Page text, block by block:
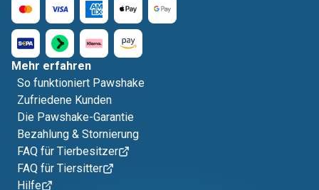
Mehr erfahren
So funktioniert Pawshake
Zufriedene Kunden
Die Pawshake-Garantie
Bezahlung & Stornierung
FAQ für Tierbesitzer
FAQ für Tiersitter
Hilfe